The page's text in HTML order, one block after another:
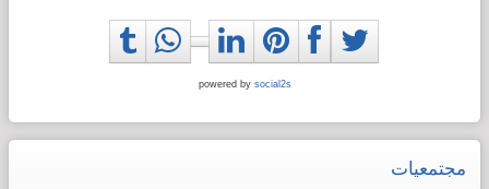
powered by social2s
مجتمعيات